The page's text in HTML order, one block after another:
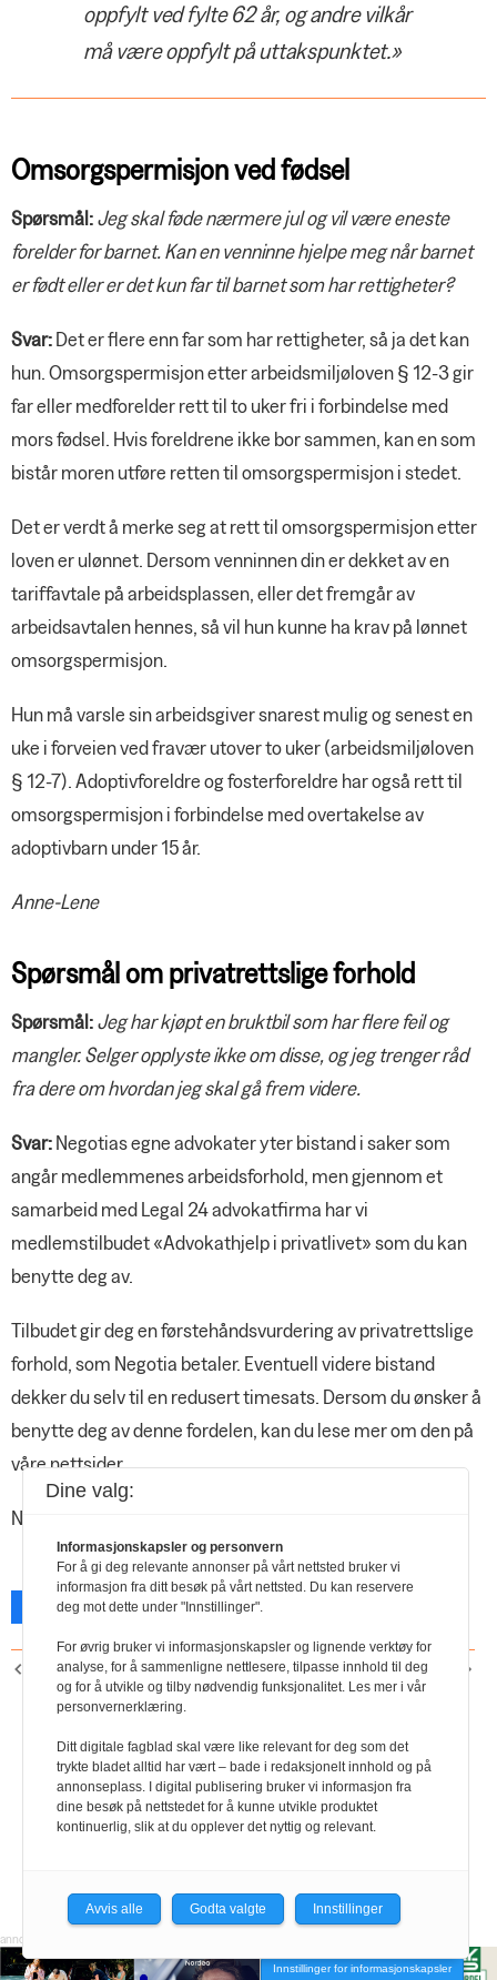
oppfylt ved fylte 62 år, og andre vilkår
må være oppfylt på uttakspunktet.»
Omsorgspermisjon ved fødsel
Spørsmål:Jeg skal føde nærmere jul og vil være eneste
forelder for barnet. Kan en venninne hjelpe meg når barnet
er født eller er det kun far til barnet som har rettigheter?
Svar:Det er flere enn far som har rettigheter, så ja det kan
hun. Omsorgspermisjon etter arbeidsmiljøloven § 12-3 gir
far eller medforelder rett til to uker fri i forbindelse med
mors fødsel. Hvis foreldrene ikke bor sammen, kan en som
bistår moren utføre retten til omsorgspermisjon i stedet.
Det er verdt å merke seg at rett til omsorgspermisjon etter
loven er ulønnet. Dersom venninnen din er dekket av en
tariffavtale på arbeidsplassen, eller det fremgår av
arbeidsavtalen hennes, så vil hun kunne ha krav på lønnet
omsorgspermisjon.
Hun må varsle sin arbeidsgiver snarest mulig og senest en
uke i forveien ved fravær utover to uker (arbeidsmiljøloven
§ 12-7). Adoptivforeldre og fosterforeldre har også rett til
omsorgspermisjon i forbindelse med overtakelse av
adoptivbarn under 15 år.
Anne-Lene
Spørsmål om privatrettslige forhold
Spørsmål:Jeg har kjøpt en bruktbil som har flere feil og
mangler. Selger opplyste ikke om disse, og jeg trenger råd
fra dere om hvordan jeg skal gå frem videre.
Svar:Negotias egne advokater yter bistand i saker som
angår medlemmenes arbeidsforhold, men gjennom et
samarbeid med Legal 24 advokatfirma har vi
medlemstilbudet «Advokathjelp i privatlivet» som du kan
benytte deg av.
Tilbudet gir deg en førstehåndsvurdering av privatrettslige
forhold, som Negotia betaler. Eventuell videre bistand
dekker du selv til en redusert timesats. Dersom du ønsker å
benytte deg av denne fordelen, kan du lese mer om den på
våre nettsider.
Nils
Facebook X Skriv ut
FORRIGE ARTIKKEL
Riktig navn er Geno!
NESTE ARTIKKEL
Blomster til folket
Innstillinger for informasjonskapsler
Dine valg:
Informasjonskapsler og personvern
For å gi deg relevante annonser på vårt nettsted bruker vi
informasjon fra ditt besøk på vårt nettsted. Du kan reservere
deg mot dette under "Innstillinger".
For øvrig bruker vi informasjonskapsler og lignende verktøy for
analyse, for å sammenligne nettlesere, tilpasse innhold til deg
og for å utvikle og tilby nødvendig funksjonalitet. Les mer i vår
personvernerklæring.
Ditt digitale fagblad skal være like relevant for deg som det
trykte bladet alltid har vært – bade i redaksjonelt innhold og på
annonseplass. I digital publisering bruker vi informasjon fra
dine besøk på nettstedet for å kunne utvikle produktet
kontinuerlig, slik at du opplever det nyttig og relevant.
Avvis alle Godta valgte Innstillinger